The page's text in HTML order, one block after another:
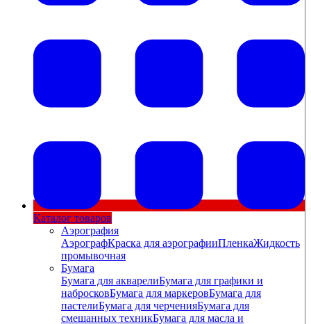
Каталог товаров
Аэрография
АэрографКраска для аэрографииПленкаЖидкость
промывочная
Бумага
Бумага для акварелиБумага для графики и
набросковБумага для маркеровБумага для
пастелиБумага для черченияБумага для
смешанных техникБумага для масла и